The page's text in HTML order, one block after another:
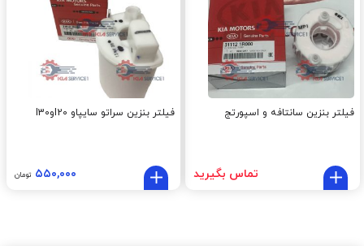
فیلتر بنزین سانتافه و اسپورتج
تماس بگیرید
فیلتر بنزین سراتو سایپاو I20وI30
۵۵۰,۰۰۰ تومان